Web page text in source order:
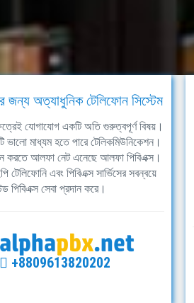
জন্য অত্যাধুনিক টেলিফোন সিস্টেম
যোগাযোগ একটি অতি গুরুত্বপূর্ণ বিষয়।
ভালো মাধ্যম হতে পারে টেলিকমিউনিকেশন।
করতে আলফা নেট এনেছে আলফা পিবিএক্স।
এবং পিবিএক্স সার্ভিসের সবন্বয়ে
পিবিএক্স সেবা প্রদান করে।
+8809613820202